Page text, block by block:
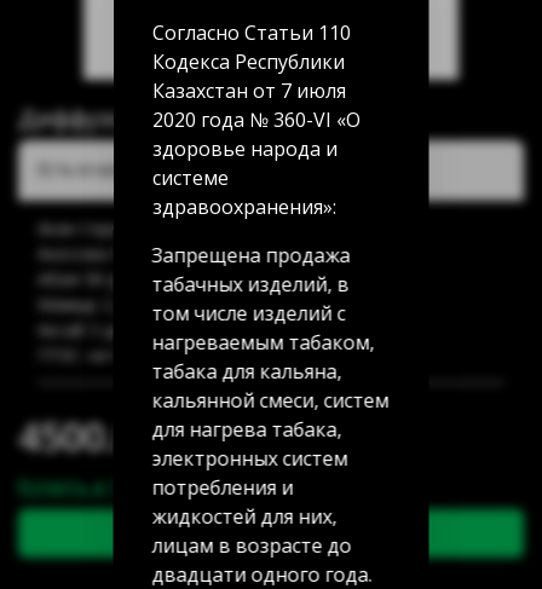
Диффузор Tortuga
4500.00 тг
Купить в 1 клик
В корзину
Есть в наличии:
Акан Серы 20/5: нет в наличии
Аносова 91: нет в наличии
Абая 58 (уг Манаса): нет в наличии
Мамыр 2 дом 3: нет в наличии
Аксай 3 дом 7: нет в наличии
ГРЭС: нет в наличии
Согласно Статьи 110
Кодекса Республики
Казахстан от 7 июля
2020 года № 360-VI «О
здоровье народа и
системе
здравоохранения»:
Запрещена продажа
табачных изделий, в
том числе изделий с
нагреваемым табаком,
табака для кальяна,
кальянной смеси, систем
для нагрева табака,
электронных систем
потребления и
жидкостей для них,
лицам в возрасте до
двадцати одного года.